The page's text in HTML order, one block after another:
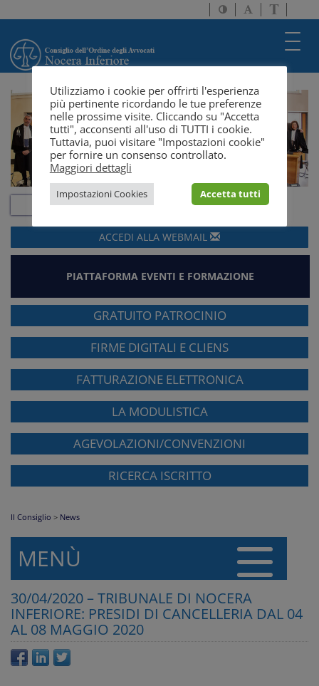
Attiva/disattiva
alto
Attiva/
dimensione
a
solo
ACCEDI ALLA WEBMAIL
PIATTAFORMA EVENTI E FORMAZIONE
GRATUITO PATROCINIO
FIRME DIGITALI E CLIENS
FATTURAZIONE ELETTRONICA
LA MODULISTICA
AGEVOLAZIONI/CONVENZIONI
RICERCA ISCRITTO
Il Consiglio > News
MENÙ
30/04/2020 – TRIBUNALE DI NOCERA
INFERIORE: PRESIDI DI CANCELLERIA DAL 04
AL 08 MAGGIO 2020
Utilizziamo i cookie per offrirti l'esperienza
più pertinente ricordando le tue preferenze
nelle prossime visite. Cliccando su "Accetta
tutti", acconsenti all'uso di TUTTI i cookie.
Tuttavia, puoi visitare "Impostazioni cookie"
per fornire un consenso controllato.
Maggiori dettagli
Impostazioni Cookies Accetta tutti